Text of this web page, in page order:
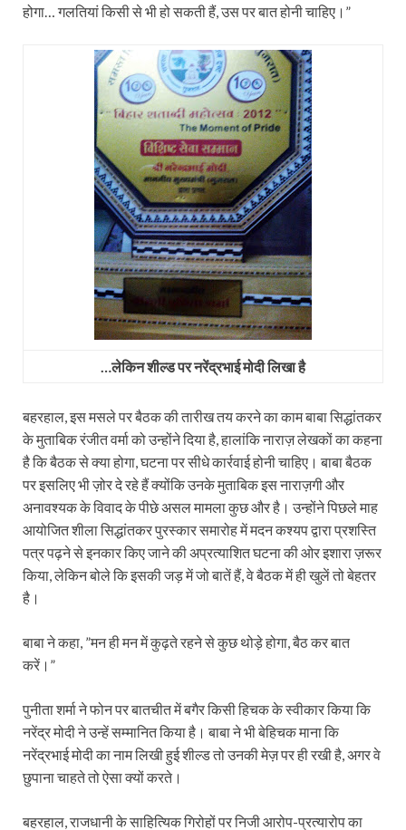
होगा… गलतियां किसी से भी हो सकती हैं, उस पर बात होनी चाहिए।”
…लेकिन शील्‍ड पर नरेंद्रभाई मोदी लिखा है
बहरहाल, इस मसले पर बैठक की तारीख तय करने का काम बाबा सिद्धांतकर
के मुताबिक रंजीत वर्मा को उन्‍होंने दिया है, हालांकि नाराज़ लेखकों का कहना
है कि बैठक से क्‍या होगा, घटना पर सीधे कार्रवाई होनी चाहिए। बाबा बैठक
पर इसलिए भी ज़ोर दे रहे हैं क्‍योंकि उनके मुताबिक इस नाराज़गी और
अनावश्‍यक के विवाद के पीछे असल मामला कुछ और है। उन्‍होंने पिछले माह
आयोजित शीला सिद्धांतकर पुरस्‍कार समारोह में मदन कश्‍यप द्वारा प्रशस्ति
पत्र पढ़ने से इनकार किए जाने की अप्रत्‍याशित घटना की ओर इशारा ज़रूर
किया, लेकिन बोले कि इसकी जड़ में जो बातें हैं, वे बैठक में ही खुलें तो बेहतर
है।
बाबा ने कहा, ”मन ही मन में कुढ़ते रहने से कुछ थोड़े होगा, बैठ कर बात
करें।”
पुनीता शर्मा ने फोन पर बातचीत में बगैर किसी हिचक के स्‍वीकार किया कि
नरेंद्र मोदी ने उन्‍हें सम्‍मानित किया है। बाबा ने भी बेहिचक माना कि
नरेंद्रभाई मोदी का नाम लिखी हुई शील्‍ड तो उनकी मेज़ पर ही रखी है, अगर वे
छुपाना चाहते तो ऐसा क्‍यों करते।
बहरहाल, राजधानी के साहित्यिक गिरोहों पर निजी आरोप-प्रत्‍यारोप का